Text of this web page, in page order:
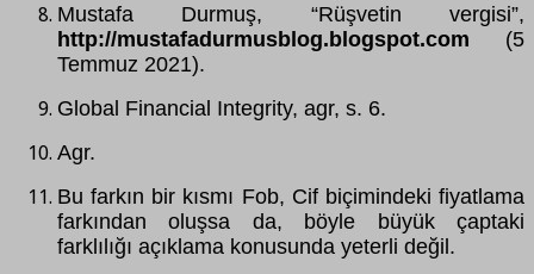
Mustafa Durmuş, “Rüşvetin vergisi”,
http://mustafadurmusblog.blogspot.com (5
Temmuz 2021).
Global Financial Integrity, agr, s. 6.
Agr.
Bu farkın bir kısmı Fob, Cif biçimindeki fiyatlama
farkından oluşsa da, böyle büyük çaptaki
farklılığı açıklama konusunda yeterli değil.